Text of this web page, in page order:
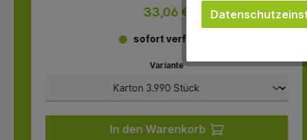
33,06 €
sofort verfügbar
Variante
In den Warenkorb